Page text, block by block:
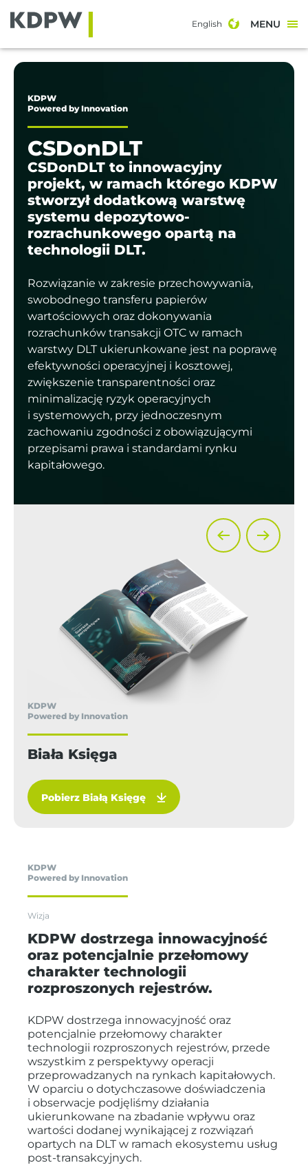
KDPW
Powered by Innovation
CSDonDLT
CSDonDLT to innowacyjny
projekt, w ramach którego KDPW
stworzył dodatkową warstwę
systemu depozytowo-
rozrachunkowego opartą na
technologii DLT.
Rozwiązanie w zakresie przechowywania,
swobodnego transferu papierów
wartościowych oraz dokonywania
rozrachunków transakcji OTC w ramach
warstwy DLT ukierunkowane jest na poprawę
efektywności operacyjnej i kosztowej,
zwiększenie transparentności oraz
minimalizację ryzyk operacyjnych
i systemowych, przy jednoczesnym
zachowaniu zgodności z obowiązującymi
przepisami prawa i standardami rynku
kapitałowego.
KDPW
Powered by Innovation
Biała Księga
Pobierz Białą Księgę
KDPW
Powered by Innovation
Wizja
KDPW dostrzega innowacyjność
oraz potencjalnie przełomowy
charakter technologii
rozproszonych rejestrów.
KDPW dostrzega innowacyjność oraz
potencjalnie przełomowy charakter
technologii rozproszonych rejestrów, przede
wszystkim z perspektywy operacji
przeprowadzanych na rynkach kapitałowych.
W oparciu o dotychczasowe doświadczenia
i obserwacje podjęliśmy działania
ukierunkowane na zbadanie wpływu oraz
wartości dodanej wynikającej z rozwiązań
opartych na DLT w ramach ekosystemu usług
post-transakcyjnych.
English MENU